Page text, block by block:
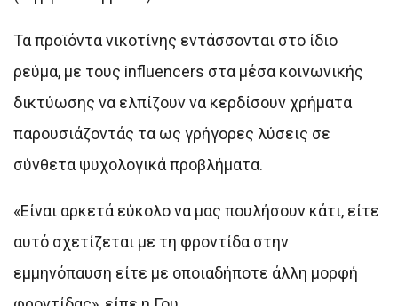
Τα προϊόντα νικοτίνης εντάσσονται στο ίδιο
ρεύμα, με τους influencers στα μέσα κοινωνικής
δικτύωσης να ελπίζουν να κερδίσουν χρήματα
παρουσιάζοντάς τα ως γρήγορες λύσεις σε
σύνθετα ψυχολογικά προβλήματα.
«Είναι αρκετά εύκολο να μας πουλήσουν κάτι, είτε
αυτό σχετίζεται με τη φροντίδα στην
εμμηνόπαυση είτε με οποιαδήποτε άλλη μορφή